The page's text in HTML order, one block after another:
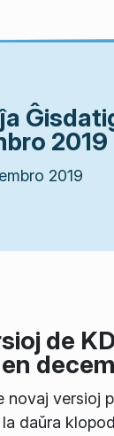
2019
2019
de
novaj versioj
daŭra